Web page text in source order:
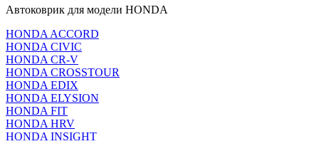
Автоковрик для модели HONDA
HONDA ACCORD
HONDA CIVIC
HONDA CR-V
HONDA CROSSTOUR
HONDA EDIX
HONDA ELYSION
HONDA FIT
HONDA HRV
HONDA INSIGHT